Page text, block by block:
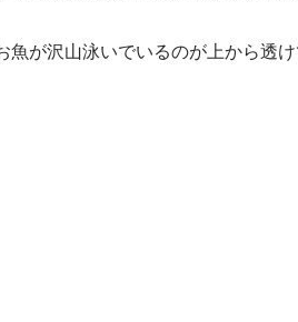
が沢山泳いでいるのが上から透け